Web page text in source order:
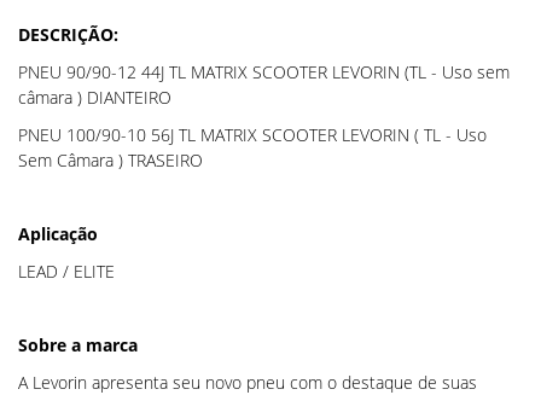
DESCRIÇÃO:
PNEU 90/90-12 44J TL MATRIX SCOOTER LEVORIN (TL - Uso sem
câmara ) DIANTEIRO
PNEU 100/90-10 56J TL MATRIX SCOOTER LEVORIN ( TL - Uso
Sem Câmara ) TRASEIRO
Aplicação
LEAD / ELITE
Sobre a marca
A Levorin apresenta seu novo pneu com o destaque de suas